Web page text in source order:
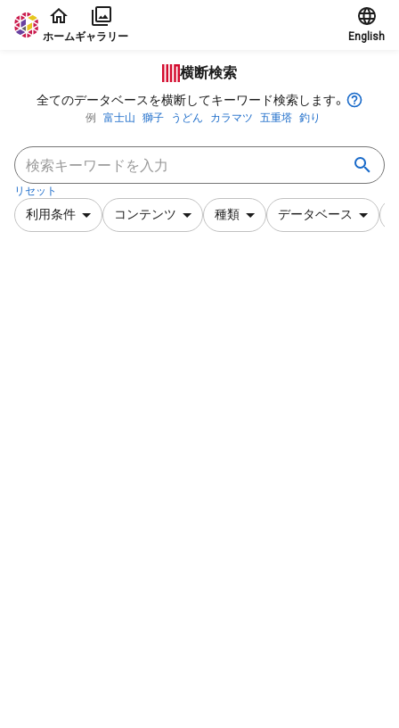
本文に飛ぶ
ホームギャラリー English
横断検索
全てのデータベースを横断してキーワード検索します。
例 富士山 獅子 うどん カラマツ 五重塔 釣り
リセット
利用条件 コンテンツ 種類 データベース